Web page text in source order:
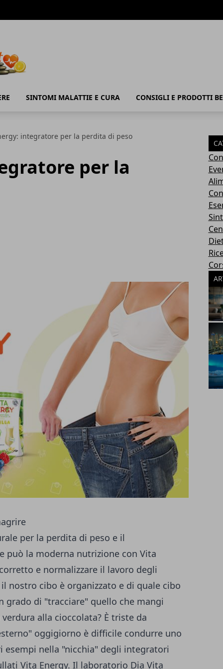
SINTOMI MALATTIE E CURA CONSIGLI E PRODOTTI
integratore per la perdita di peso
per la
per la perdita di peso e il
può la moderna nutrizione con Vita
e normalizzare il lavoro degli
nostro cibo è organizzato e di quale cibo
di "tracciare" quello che mangi
alla cioccolata? È triste da
oggigiorno è difficile condurre uno
nella "nicchia" degli integratori
Vita Energy. Il laboratorio Dia Vita